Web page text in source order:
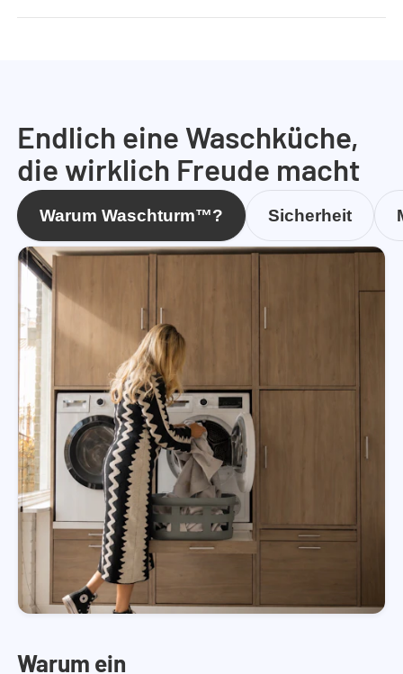
Endlich eine Waschküche,
die wirklich Freude macht
Warum Waschturm™? Sicherheit
Warum ein